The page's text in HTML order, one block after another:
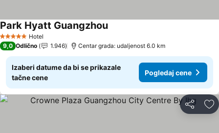
5 ZvezdiceHotel
Park Hyatt GuangzhouPogledaj cene
9,0 Odlično 1.946 Centar grada: udaljenost 6.0 km
Izaberi datume da bi se prikazale
tačne cene
Pogledaj cene
Deli